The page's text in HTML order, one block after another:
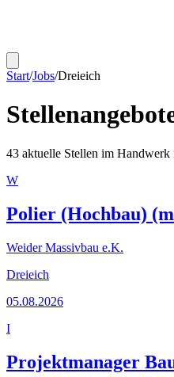
Start/Jobs/Dreieich
43 aktuelle Stellen im Handwerk
W
Polier (Hochbau)
Weider Massivbau e.K.
Dreieich
05.08.2026
I
Projektmanager